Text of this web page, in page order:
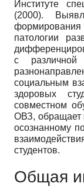
Институте
(2000).
патологии
с различной
социальным
здоровых
совместном
ОВЗ, обращает
осознанному
студентов.
Общая